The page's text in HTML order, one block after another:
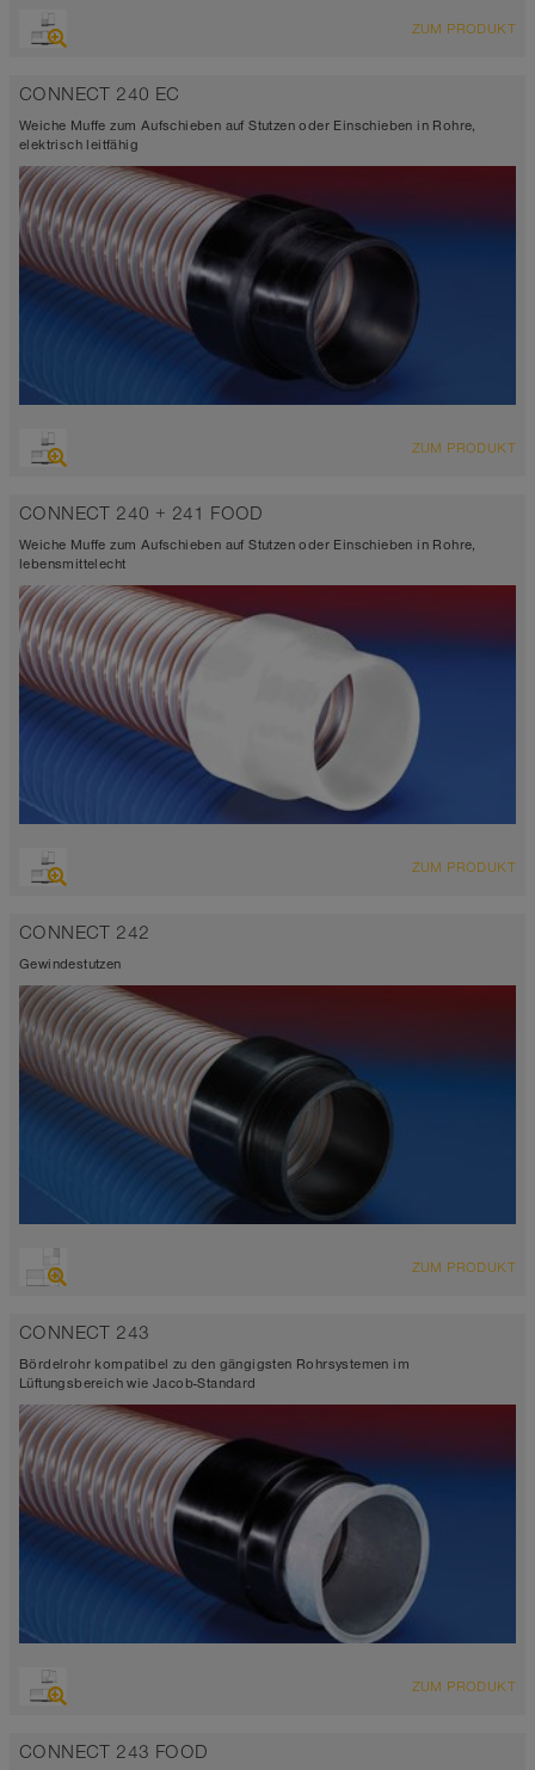
ZUM PRODUKT
CONNECT 240 EC
Weiche Muffe zum Aufschieben auf Stutzen oder Einschieben in Rohre,
elektrisch leitfähig
ZUM PRODUKT
CONNECT 240 + 241 FOOD
Weiche Muffe zum Aufschieben auf Stutzen oder Einschieben in Rohre,
lebensmittelecht
ZUM PRODUKT
CONNECT 242
Gewindestutzen
ZUM PRODUKT
CONNECT 243
Bördelrohr kompatibel zu den gängigsten Rohrsystemen im
Lüftungsbereich wie Jacob-Standard
ZUM PRODUKT
CONNECT 243 FOOD